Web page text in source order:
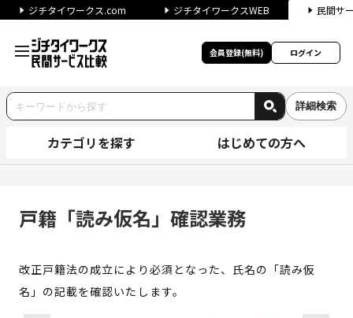
ジチタイワークス.com ジチタイワークスWEB 民間サ
会員登録(無料) ログイン
詳細検索
カテゴリを探す はじめての方へ
戸籍「読み仮名」確認業務
改正戸籍法の成立により必須となった、氏名の「読み仮
名」の記載を確認いたします。